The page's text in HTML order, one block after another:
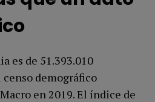
es de 51.393.010
demográfico
en 2019. El índice de